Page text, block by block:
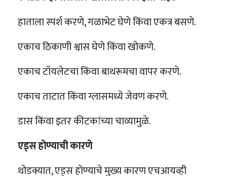
हाताला स्पर्श करणे, गळाभेट घेणे किंवा एकत्र बसणे.
एकाच ठिकाणी श्वास घेणे किंवा खोकणे.
एकाच टॉयलेटचा किंवा बाथरूमचा वापर करणे.
एकाच ताटात किंवा ग्लासमध्ये जेवण करणे.
डास किंवा इतर कीटकांच्या चाव्यामुळे.
एड्स होण्याची कारणे
थोडक्यात, एड्स होण्याचे मुख्य कारण एचआयव्ही